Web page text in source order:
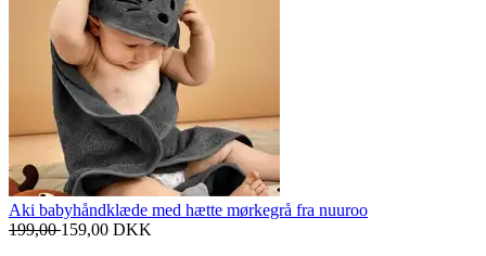
Aki babyhåndklæde med hætte mørkegrå fra nuuroo
199,00159,00 DKK